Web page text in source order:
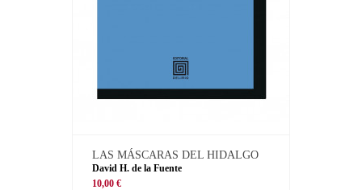
LAS MÁSCARAS DEL HIDALGO
David H. de la Fuente
10,00 €